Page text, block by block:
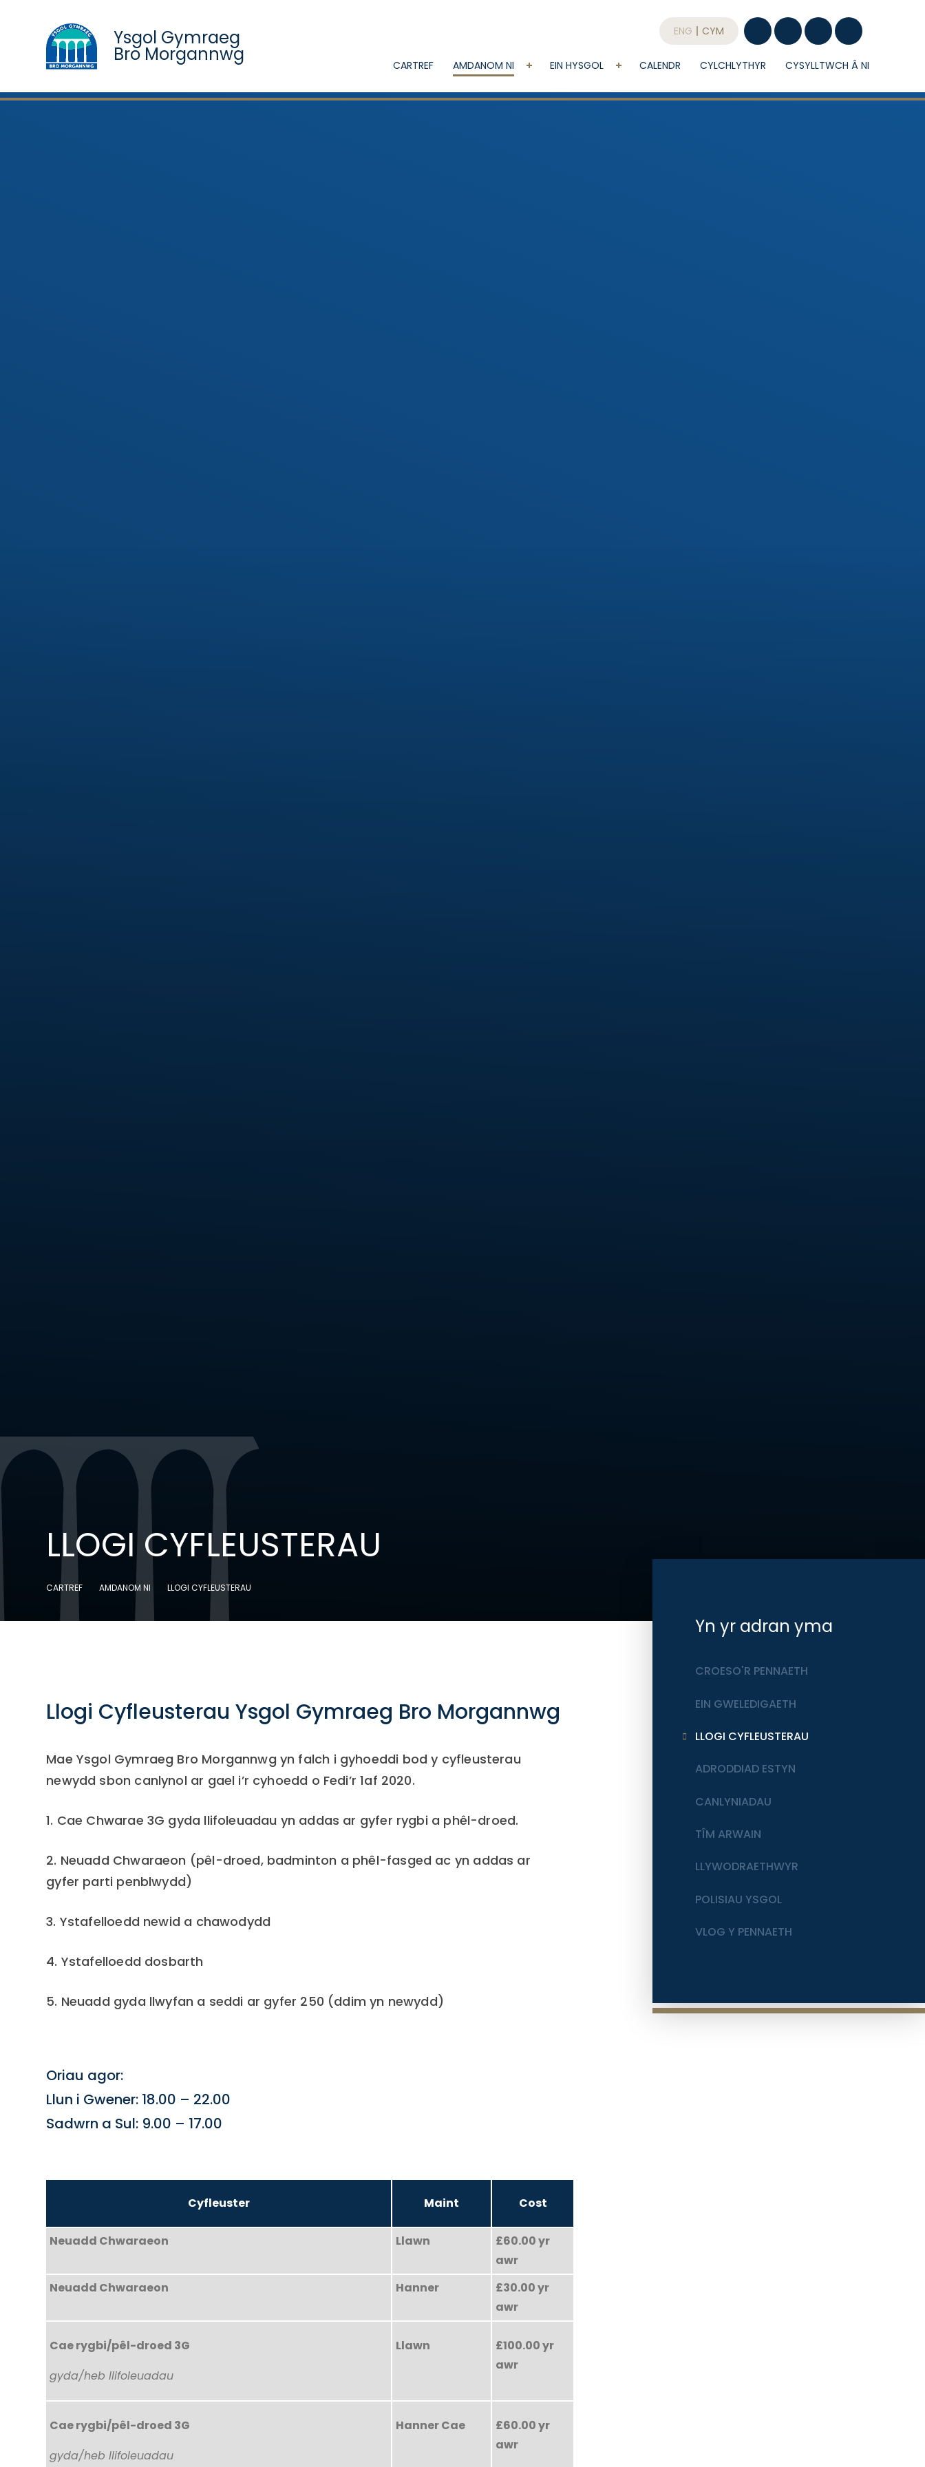
ENG CYM
CARTREF AMDANOM NI EIN HYSGOL CALENDR CYLCHLYTHYR CYSYLLTWCH Â NI
Ysgol Gymraeg
Bro Morgannwg
LLOGI CYFLEUSTERAU
CARTREF AMDANOM NI LLOGI CYFLEUSTERAU
Llogi Cyfleusterau Ysgol Gymraeg Bro Morgannwg
Mae Ysgol Gymraeg Bro Morgannwg yn falch i gyhoeddi bod y cyfleusterau
newydd sbon canlynol ar gael i’r cyhoedd o Fedi’r 1af 2020.
1. Cae Chwarae 3G gyda llifoleuadau yn addas ar gyfer rygbi a phêl-droed.
2. Neuadd Chwaraeon (pêl-droed, badminton a phêl-fasged ac yn addas ar
gyfer parti penblwydd)
3. Ystafelloedd newid a chawodydd
4. Ystafelloedd dosbarth
5. Neuadd gyda llwyfan a seddi ar gyfer 250 (ddim yn newydd)
Oriau agor:
Llun i Gwener: 18.00 – 22.00
Sadwrn a Sul: 9.00 – 17.00
Cyfleuster Maint Cost
Neuadd Chwaraeon Llawn
£60.00 yr
awr
Neuadd Chwaraeon
Hanner
£30.00 yr
awr
Cae rygbi/pêl-droed 3G
gyda/heb llifoleuadau
Llawn
£100.00 yr
awr
Cae rygbi/pêl-droed 3G
gyda/heb llifoleuadau
Hanner Cae
£60.00 yr
awr
Yn yr adran yma
CROESO'R PENNAETH
EIN GWELEDIGAETH
LLOGI CYFLEUSTERAU
ADRODDIAD ESTYN
CANLYNIADAU
TÎM ARWAIN
LLYWODRAETHWYR
POLISIAU YSGOL
VLOG Y PENNAETH